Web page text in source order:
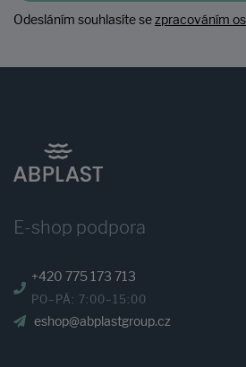
Odesláním souhlasíte sezpracováním
E-shop podpora
+420 775 173 713
PO–PÁ: 7:00–15:00
eshop@abplastgroup.cz